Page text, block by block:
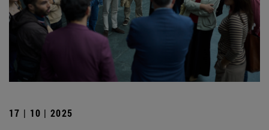
17 | 10 | 2025